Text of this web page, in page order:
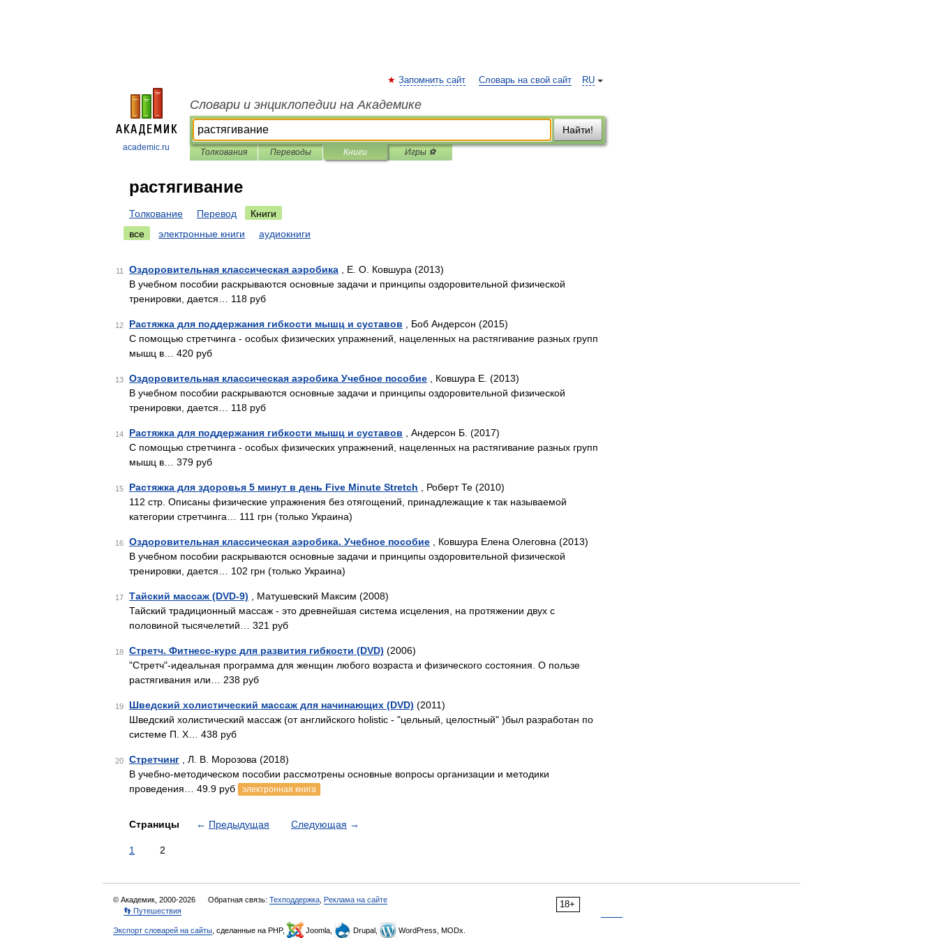
academic.ru
RU
Запомнить сайт Словарь на свой сайт
Словари и энциклопедии на Академике
Найти!
Толкования Переводы Книги Игры ⚽
растягивание
Толкование Перевод
Книги
все
электронные книги аудиокниги
11 Оздоровительная классическая аэробика , Е. О. Ковшура (2013)
В учебном пособии раскрываются основные задачи и принципы оздоровительной физической
тренировки, дается… 118 руб
12 Растяжка для поддержания гибкости мышц и суставов , Боб Андерсон (2015)
С помощью стретчинга - особых физических упражнений, нацеленных на растягивание разных групп
мышц в… 420 руб
13 Оздоровительная классическая аэробика Учебное пособие , Ковшура Е. (2013)
В учебном пособии раскрываются основные задачи и принципы оздоровительной физической
тренировки, дается… 118 руб
14 Растяжка для поддержания гибкости мышц и суставов , Андерсон Б. (2017)
С помощью стретчинга - особых физических упражнений, нацеленных на растягивание разных групп
мышц в… 379 руб
15 Растяжка для здоровья 5 минут в день Five Minute Stretch , Роберт Те (2010)
112 стр. Описаны физические упражнения без отягощений, принадлежащие к так называемой
категории стретчинга… 111 грн (только Украина)
16 Оздоровительная классическая аэробика. Учебное пособие , Ковшура Елена Олеговна (2013)
В учебном пособии раскрываются основные задачи и принципы оздоровительной физической
тренировки, дается… 102 грн (только Украина)
17 Тайский массаж (DVD-9) , Матушевский Максим (2008)
Тайский традиционный массаж - это древнейшая система исцеления, на протяжении двух с
половиной тысячелетий… 321 руб
18 Стретч. Фитнесс-курс для развития гибкости (DVD) (2006)
"Стретч"-идеальная программа для женщин любого возраста и физического состояния. О пользе
растягивания или… 238 руб
19 Шведский холистический массаж для начинающих (DVD) (2011)
Шведский холистический массаж (от английского holistic - "цельный, целостный" )был разработан по
системе П. Х… 438 руб
20 Стретчинг , Л. В. Морозова (2018)
В учебно-методическом пособии рассмотрены основные вопросы организации и методики
проведения… 49.9 руб
электронная книга
Страницы ← Предыдущая Следующая →
1 2
18+
© Академик, 2000-2026 Обратная связь: Техподдержка Реклама на сайте
👣 Путешествия
Экспорт словарей на сайты , сделанные на PHP, Joomla, Drupal, WordPress, MODx.